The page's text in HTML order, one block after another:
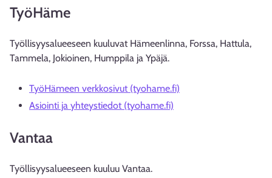
TyöHäme
Työllisyysalueeseen kuuluvat Hämeenlinna, Forssa, Hattula,
Tammela, Jokioinen, Humppila ja Ypäjä.
TyöHämeen verkkosivut (tyohame.fi)
Asiointi ja yhteystiedot (tyohame.fi)
Vantaa
Työllisyysalueeseen kuuluu Vantaa.